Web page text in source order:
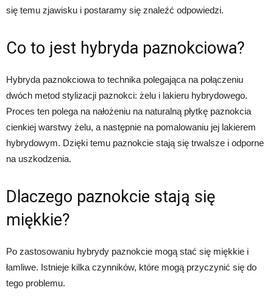
się temu zjawisku i postaramy się znaleźć odpowiedzi.
Co to jest hybryda paznokciowa?
Hybryda paznokciowa to technika polegająca na połączeniu
dwóch metod stylizacji paznokci: żelu i lakieru hybrydowego.
Proces ten polega na nałożeniu na naturalną płytkę paznokcia
cienkiej warstwy żelu, a następnie na pomalowaniu jej lakierem
hybrydowym. Dzięki temu paznokcie stają się trwalsze i odporne
na uszkodzenia.
Dlaczego paznokcie stają się
miękkie?
Po zastosowaniu hybrydy paznokcie mogą stać się miękkie i
łamliwe. Istnieje kilka czynników, które mogą przyczynić się do
tego problemu.